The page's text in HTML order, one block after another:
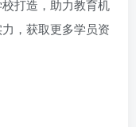
打造，助力教育机
，获取更多学员资